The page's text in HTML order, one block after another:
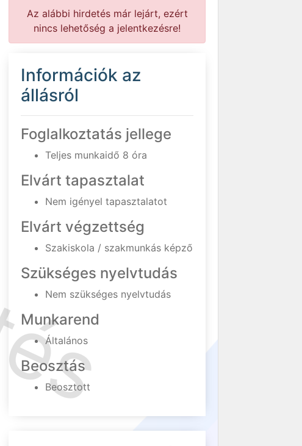
Az alábbi hirdetés már lejárt, ezért
nincs lehetőség a jelentkezésre!
Információk az
állásról
Foglalkoztatás jellege
Teljes munkaidő 8 óra
Elvárt tapasztalat
Nem igényel tapasztalatot
Elvárt végzettség
Szakiskola / szakmunkás képző
Szükséges nyelvtudás
Nem szükséges nyelvtudás
Munkarend
Általános
Beosztás
Beosztott